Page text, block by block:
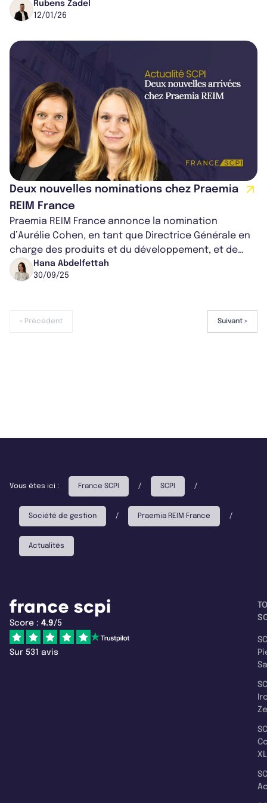
de deux ans. Désormais,...
Rubens Zadel
12/01/26
Deux nouvelles nominations chez Praemia
REIM France
Praemia REIM France annonce la nomination
d’Aurélie Cohen, en tant que Directrice Générale en
charge des produits et du développement, et de
Justine Mougin, au poste de Secrétaire...
Hana Abdelfettah
30/09/25
« Précédent Suivant »
Vous êtes ici : France SCPI / SCPI /
Société de gestion / Praemia REIM France /
Actualités
Score : 4.9/5
Sur 531 avis
XL